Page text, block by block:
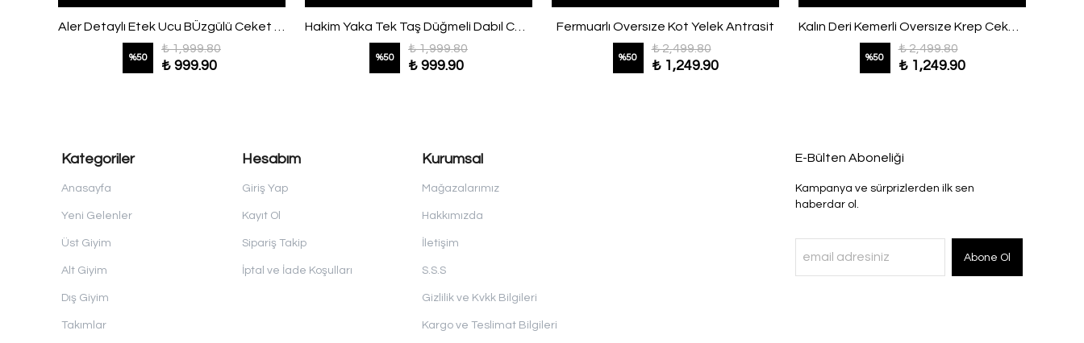
Aler Detaylı Etek Ucu BÜzgülü Ceket Lacivert
%50
₺ 1,999.80
₺ 999.90
Hakim Yaka Tek Taş Düğmeli Dabıl Ceket Lacivert
%50
₺ 1,999.80
₺ 999.90
Fermuarlı Oversıze Kot Yelek Antrasit
%50
₺ 2,499.80
₺ 1,249.90
Kalın Deri Kemerli Oversıze Krep Ceket Beyaz
%50
₺ 2,499.80
₺ 1,249.90
Kategoriler
Anasayfa
Yeni Gelenler
Üst Giyim
Alt Giyim
Dış Giyim
Takımlar
Hesabım
Giriş Yap
Kayıt Ol
Sipariş Takip
İptal ve İade Koşulları
Kurumsal
Mağazalarımız
Hakkımızda
İletişim
S.S.S
Gizlilik ve Kvkk Bilgileri
Kargo ve Teslimat Bilgileri
E-Bülten Aboneliği
Kampanya ve sürprizlerden ilk sen
haberdar ol.
Abone Ol